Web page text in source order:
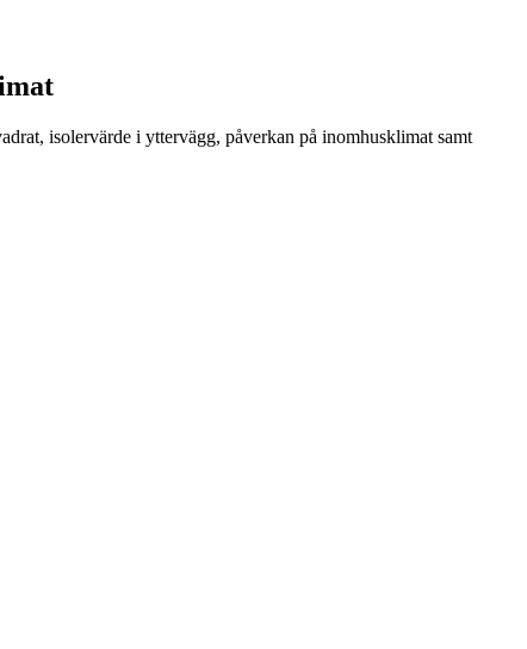
isolervärde i yttervägg, påverkan på inomhusklimat samt